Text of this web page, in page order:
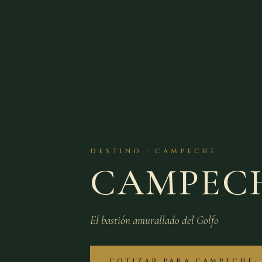
DESTINO · CAMPECHE
El bastión amurallado del Golfo